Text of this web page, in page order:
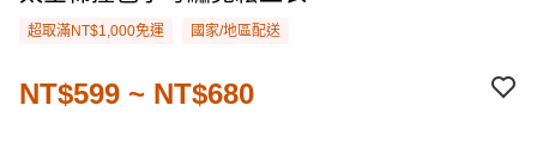
超取滿NT$1,000免運 國家/地區配送
NT$599 ~ NT$680